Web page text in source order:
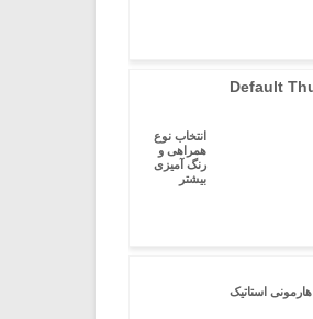
انتخاب نوع
همراهی و
رنگ آمیزی
بیشتر
هارمونی استاتیک